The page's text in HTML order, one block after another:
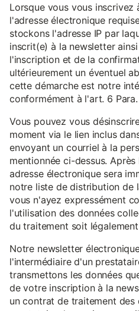
Lorsque vous vous inscrivez
l'adresse électronique
stockons l'adresse IP par
inscrit(e) à la newsletter
l'inscription et de la
ultérieurement un éventuel
cette démarche est notre
conformément à l'art. 6 Para.
Vous pouvez vous
moment via le lien inclus
envoyant un courriel à la
mentionnée ci-dessus.
adresse électronique sera
notre liste de distribution de
vous n'ayez expressément
l'utilisation des données
du traitement soit
Notre newsletter
l'intermédiaire d'un
transmettons les données
de votre inscription à la
un contrat de traitement des